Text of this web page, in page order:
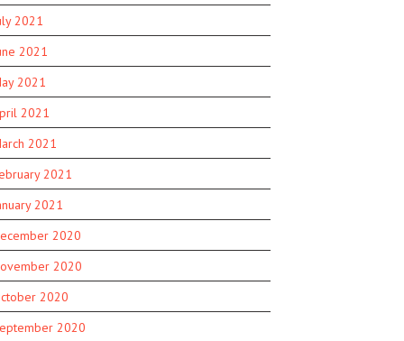
2021
2021
2021
2021
2021
2021
2021
2020
2020
2020
2020